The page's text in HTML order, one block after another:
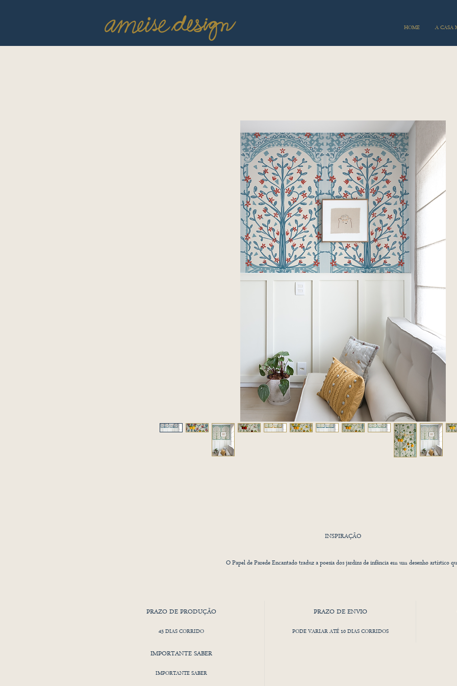
HOME A CASA
INSPIRAÇÃO
O Papel de Parede Encantado traduz a poesia dos jardins de infância em um desenho artístico
Cada detalhe desse papel remete ao aconchego e à magia das casas antigas, trazendo um toque
PRAZO DE PRODUÇÃO
45 DIAS CORRIDO
PRAZO DE ENVIO
PODE VARIAR ATÉ 10 DIAS CORRIDOS
IMPORTANTE SABER
IMPORTANTE SABER